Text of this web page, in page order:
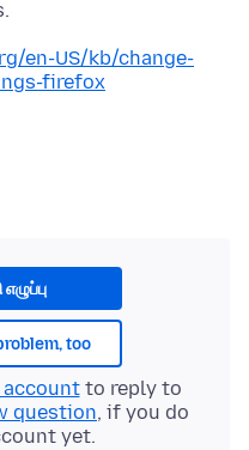
en-US/kb/change-
firefox
too
to reply to
question, if you do
yet.